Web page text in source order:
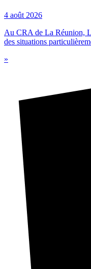
4 août 2026
Au CRA de La Réunion,
des situations
»